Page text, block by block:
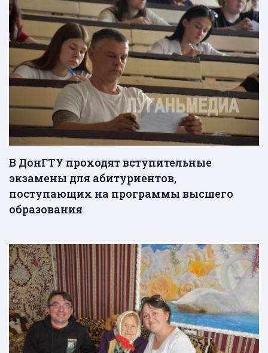
В ДонГТУ проходят вступительные
экзамены для абитуриентов,
поступающих на программы высшего
образования